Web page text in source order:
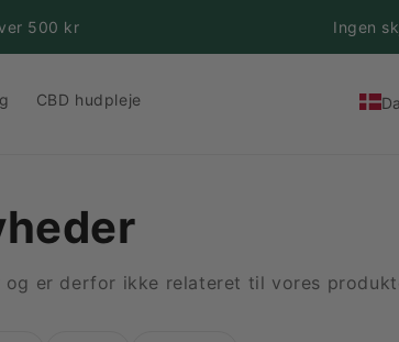
500 kr Ingen
CBD hudpleje
og er derfor ikke relateret til vores